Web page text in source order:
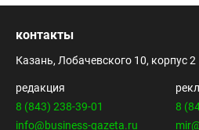
контакты
Казань, Лобачевского 10, корпус 2
редакция
8 (843) 238-39-01
info@business-gazeta.ru
8